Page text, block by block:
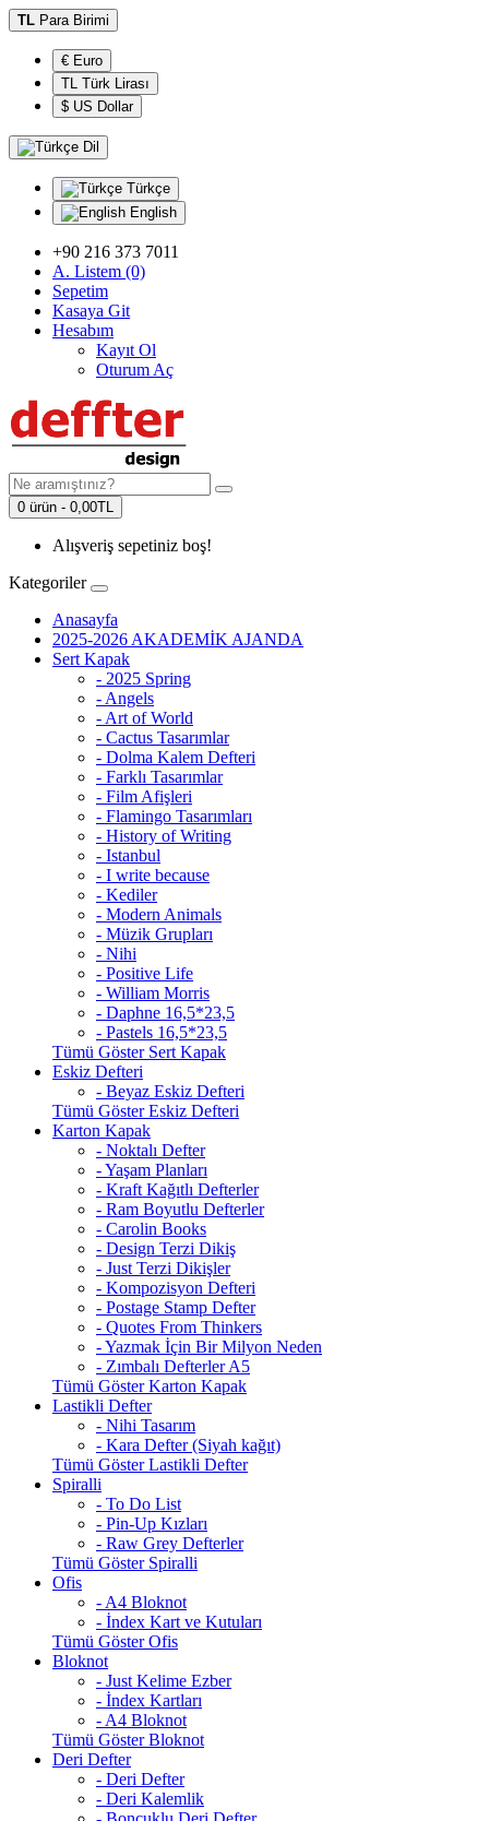
TL Para Birimi
€ Euro
TL Türk Lirası
$ US Dollar
Dil
Türkçe
English
+90 216 373 7011
A. Listem (0)
Sepetim
Kasaya Git
Hesabım
Kayıt Ol
Oturum Aç
0 ürün - 0,00TL
Alışveriş sepetiniz boş!
Kategoriler
Anasayfa
2025-2026 AKADEMİK AJANDA
Sert Kapak
- 2025 Spring
- Angels
- Art of World
- Cactus Tasarımlar
- Dolma Kalem Defteri
- Farklı Tasarımlar
- Film Afişleri
- Flamingo Tasarımları
- History of Writing
- Istanbul
- I write because
- Kediler
- Modern Animals
- Müzik Grupları
- Nihi
- Positive Life
- William Morris
- Daphne 16,5*23,5
- Pastels 16,5*23,5
Tümü Göster Sert Kapak
Eskiz Defteri
- Beyaz Eskiz Defteri
Tümü Göster Eskiz Defteri
Karton Kapak
- Noktalı Defter
- Yaşam Planları
- Kraft Kağıtlı Defterler
- Ram Boyutlu Defterler
- Carolin Books
- Design Terzi Dikiş
- Just Terzi Dikişler
- Kompozisyon Defteri
- Postage Stamp Defter
- Quotes From Thinkers
- Yazmak İçin Bir Milyon Neden
- Zımbalı Defterler A5
Tümü Göster Karton Kapak
Lastikli Defter
- Nihi Tasarım
- Kara Defter (Siyah kağıt)
Tümü Göster Lastikli Defter
Spiralli
- To Do List
- Pin-Up Kızları
- Raw Grey Defterler
Tümü Göster Spiralli
Ofis
- A4 Bloknot
- İndex Kart ve Kutuları
Tümü Göster Ofis
Bloknot
- Just Kelime Ezber
- İndex Kartları
- A4 Bloknot
Tümü Göster Bloknot
Deri Defter
- Deri Defter
- Deri Kalemlik